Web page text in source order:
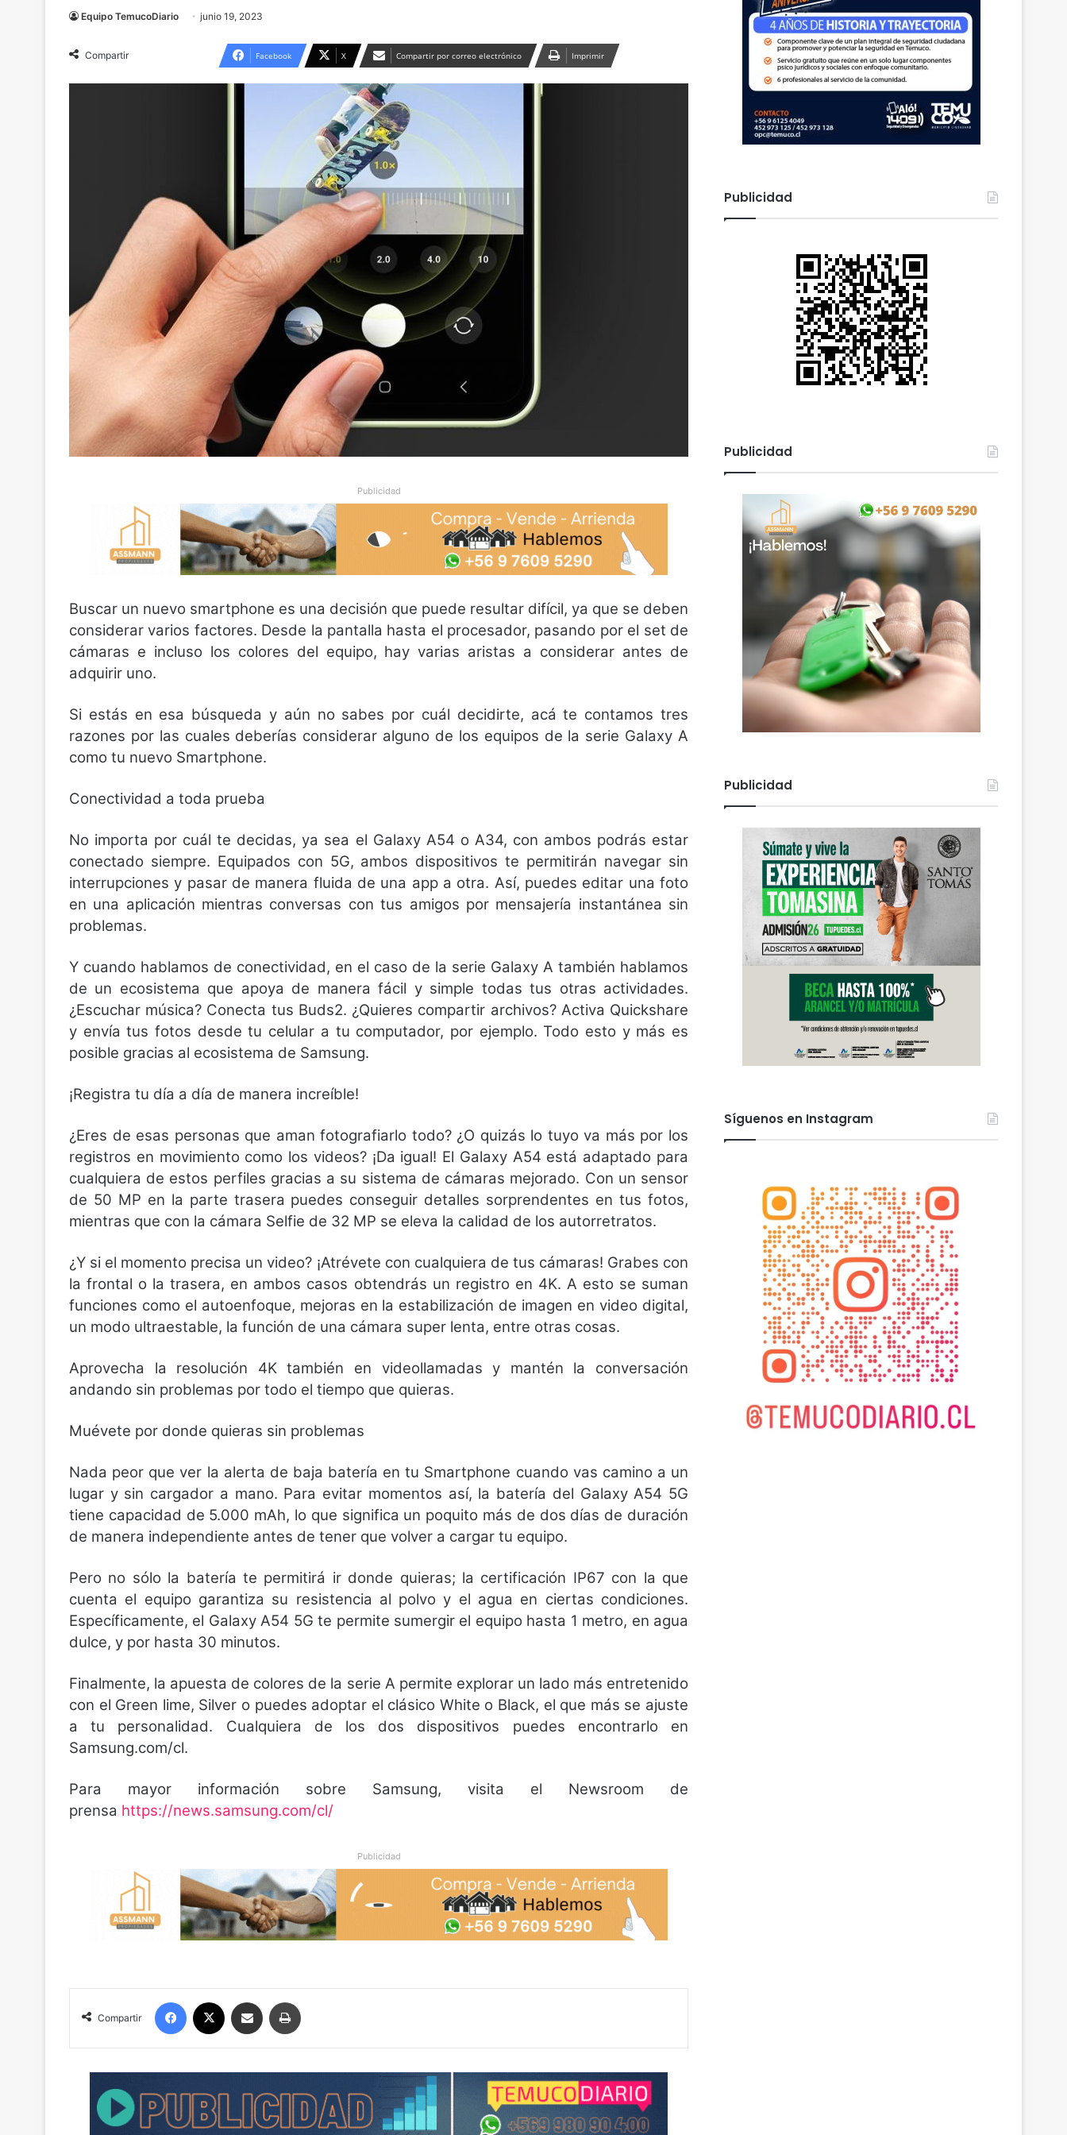
Equipo TemucoDiario junio 19, 2023
Compartir Facebook X Compartir por correo electrónico Imprimir
Publicidad
Buscar un nuevo smartphone es una decisión que puede resultar difícil, ya que se deben
considerar varios factores. Desde la pantalla hasta el procesador, pasando por el set de
cámaras e incluso los colores del equipo, hay varias aristas a considerar antes de
adquirir uno.
Si estás en esa búsqueda y aún no sabes por cuál decidirte, acá te contamos tres
razones por las cuales deberías considerar alguno de los equipos de la serie Galaxy A
como tu nuevo Smartphone.
Conectividad a toda prueba
No importa por cuál te decidas, ya sea el Galaxy A54 o A34, con ambos podrás estar
conectado siempre. Equipados con 5G, ambos dispositivos te permitirán navegar sin
interrupciones y pasar de manera fluida de una app a otra. Así, puedes editar una foto
en una aplicación mientras conversas con tus amigos por mensajería instantánea sin
problemas.
Y cuando hablamos de conectividad, en el caso de la serie Galaxy A también hablamos
de un ecosistema que apoya de manera fácil y simple todas tus otras actividades.
¿Escuchar música? Conecta tus Buds2. ¿Quieres compartir archivos? Activa Quickshare
y envía tus fotos desde tu celular a tu computador, por ejemplo. Todo esto y más es
posible gracias al ecosistema de Samsung.
¡Registra tu día a día de manera increíble!
¿Eres de esas personas que aman fotografiarlo todo? ¿O quizás lo tuyo va más por los
registros en movimiento como los videos? ¡Da igual! El Galaxy A54 está adaptado para
cualquiera de estos perfiles gracias a su sistema de cámaras mejorado. Con un sensor
de 50 MP en la parte trasera puedes conseguir detalles sorprendentes en tus fotos,
mientras que con la cámara Selfie de 32 MP se eleva la calidad de los autorretratos.
¿Y si el momento precisa un video? ¡Atrévete con cualquiera de tus cámaras! Grabes con
la frontal o la trasera, en ambos casos obtendrás un registro en 4K. A esto se suman
funciones como el autoenfoque, mejoras en la estabilización de imagen en video digital,
un modo ultraestable, la función de una cámara super lenta, entre otras cosas.
Aprovecha la resolución 4K también en videollamadas y mantén la conversación
andando sin problemas por todo el tiempo que quieras.
Muévete por donde quieras sin problemas
Nada peor que ver la alerta de baja batería en tu Smartphone cuando vas camino a un
lugar y sin cargador a mano. Para evitar momentos así, la batería del Galaxy A54 5G
tiene capacidad de 5.000 mAh, lo que significa un poquito más de dos días de duración
de manera independiente antes de tener que volver a cargar tu equipo.
Pero no sólo la batería te permitirá ir donde quieras; la certificación IP67 con la que
cuenta el equipo garantiza su resistencia al polvo y el agua en ciertas condiciones.
Específicamente, el Galaxy A54 5G te permite sumergir el equipo hasta 1 metro, en agua
dulce, y por hasta 30 minutos.
Finalmente, la apuesta de colores de la serie A permite explorar un lado más entretenido
con el Green lime, Silver o puedes adoptar el clásico White o Black, el que más se ajuste
a tu personalidad. Cualquiera de los dos dispositivos puedes encontrarlo en
Samsung.com/cl.
Para mayor información sobre Samsung, visita el Newsroom de
prensa https://news.samsung.com/cl/
Publicidad
Compartir
Publicidad
Publicidad
Publicidad
Síguenos en Instagram